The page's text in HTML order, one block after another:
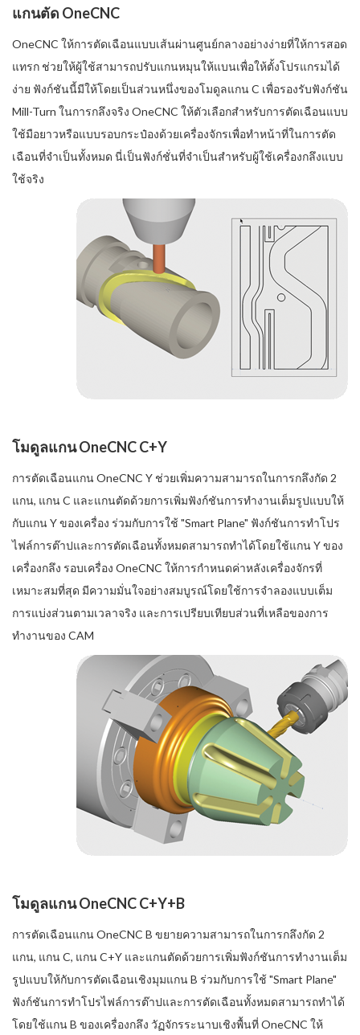
แกนตัด OneCNC
OneCNC ให้การตัดเฉือนแบบเส้นผ่านศูนย์กลางอย่างง่ายที่ให้การสอด
แทรก ช่วยให้ผู้ใช้สามารถปรับแกนหมุนให้แบนเพื่อให้ตั้งโปรแกรมได้
ง่าย ฟังก์ชันนี้มีให้โดยเป็นส่วนหนึ่งของโมดูลแกน C เพื่อรองรับฟังก์ชัน
Mill-Turn ในการกลึงจริง OneCNC ให้ตัวเลือกสำหรับการตัดเฉือนแบบ
ใช้มือยาวหรือแบบรอบกระป๋องด้วยเครื่องจักรเพื่อทำหน้าที่ในการตัด
เฉือนที่จำเป็นทั้งหมด นี่เป็นฟังก์ชั่นที่จำเป็นสำหรับผู้ใช้เครื่องกลึงแบบ
ใช้จริง
โมดูลแกน OneCNC C+Y
การตัดเฉือนแกน OneCNC Y ช่วยเพิ่มความสามารถในการกลึงกัด 2
แกน, แกน C และแกนตัดด้วยการเพิ่มฟังก์ชันการทำงานเต็มรูปแบบให้
กับแกน Y ของเครื่อง ร่วมกับการใช้ "Smart Plane" ฟังก์ชันการทำโปร
ไฟล์การต๊าปและการตัดเฉือนทั้งหมดสามารถทำได้โดยใช้แกน Y ของ
เครื่องกลึง รอบเครื่อง OneCNC ให้การกำหนดค่าหลังเครื่องจักรที่
เหมาะสมที่สุด มีความมั่นใจอย่างสมบูรณ์โดยใช้การจำลองแบบเต็ม
การแบ่งส่วนตามเวลาจริง และการเปรียบเทียบส่วนที่เหลือของการ
ทำงานของ CAM
โมดูลแกน OneCNC C+Y+B
การตัดเฉือนแกน OneCNC B ขยายความสามารถในการกลึงกัด 2
แกน, แกน C, แกน C+Y และแกนตัดด้วยการเพิ่มฟังก์ชันการทำงานเต็ม
รูปแบบให้กับการตัดเฉือนเชิงมุมแกน B ร่วมกับการใช้ "Smart Plane"
ฟังก์ชันการทำโปรไฟล์การต๊าปและการตัดเฉือนทั้งหมดสามารถทำได้
โดยใช้แกน B ของเครื่องกลึง วัฏจักรระนาบเชิงพื้นที่ OneCNC ให้